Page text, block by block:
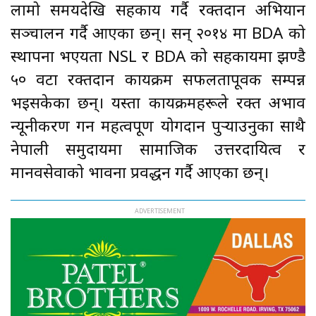
लामो समयदेखि सहकार्य गर्दै रक्तदान अभियान
सञ्चालन गर्दै आएका छन्। सन् २०१४ मा BDA को
स्थापना भएयता NSL र BDA को सहकार्यमा झण्डै
५० वटा रक्तदान कार्यक्रम सफलतापूर्वक सम्पन्न
भइसकेका छन्। यस्ता कार्यक्रमहरूले रक्त अभाव
न्यूनीकरण गर्न महत्वपूर्ण योगदान पुर्‍याउनुका साथै
नेपाली समुदायमा सामाजिक उत्तरदायित्व र
मानवसेवाको भावना प्रवर्द्धन गर्दै आएका छन्।